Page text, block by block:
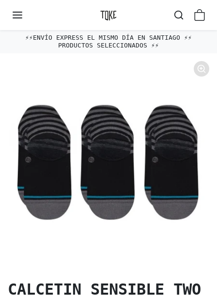
⚡️⚡️ENVÍO EXPRESS EL MISMO DÍA EN SANTIAGO ⚡️⚡️
PRODUCTOS SELECCIONADOS ⚡️⚡️
CALCETIN SENSIBLE TWO